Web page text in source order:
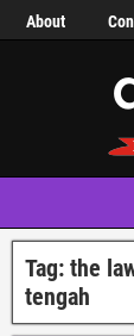
About
Tag: the
tengah